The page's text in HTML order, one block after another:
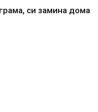
си замина дома